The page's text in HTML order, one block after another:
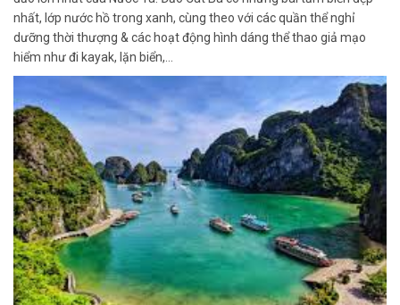
nhất, lớp nước hồ trong xanh, cùng theo với các quần thể nghỉ
dưỡng thời thượng & các hoạt động hình dáng thể thao giả mạo
hiểm như đi kayak, lặn biển,…